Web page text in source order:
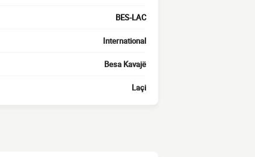
BES-LAC
International
Besa Kavajë
Laçi